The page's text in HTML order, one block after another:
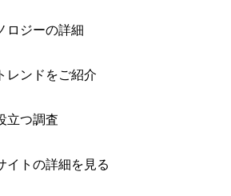
ロジーの詳細
レンドをご紹介
立つ調査
イトの詳細を見る